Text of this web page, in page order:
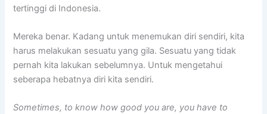
tertinggi di Indonesia.
Mereka benar. Kadang untuk menemukan diri sendiri, kita
harus melakukan sesuatu yang gila. Sesuatu yang tidak
pernah kita lakukan sebelumnya. Untuk mengetahui
seberapa hebatnya diri kita sendiri.
Sometimes, to know how good you are, you have to